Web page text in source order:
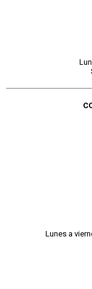
Lunes a